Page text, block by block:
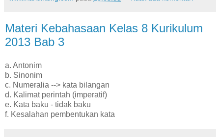
Materi Kebahasaan Kelas 8 Kurikulum
2013 Bab 3
a. Antonim
b. Sinonim
c. Numeralia --> kata bilangan
d. Kalimat perintah (imperatif)
e. Kata baku - tidak baku
f. Kesalahan pembentukan kata